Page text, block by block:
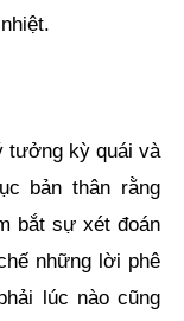
tưởng kỳ quái và
bản thân rằng
bắt sự xét đoán
những lời phê
lúc nào cũng